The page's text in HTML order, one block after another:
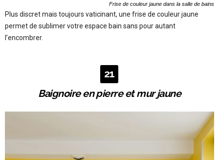
Frise de couleur jaune dans la salle de bains
Plus discret mais toujours vaticinant, une frise de couleur jaune
permet de sublimer votre espace bain sans pour autant
l’encombrer.
21
Baignoire en pierre et mur jaune